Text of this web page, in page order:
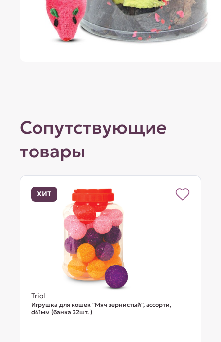
Сопутствующие
товары
ХИТ
Triol
Игрушка для кошек "Мяч зернистый", ассорти,
d41мм (банка 32шт. )